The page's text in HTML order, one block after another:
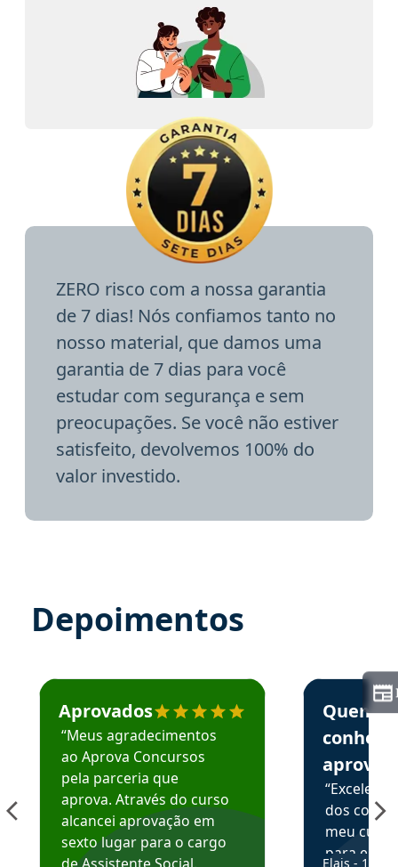
ZERO risco com a nossa garantia
de 7 dias! Nós confiamos tanto no
nosso material, que damos uma
garantia de 7 dias para você
estudar com segurança e sem
preocupações. Se você não estiver
satisfeito, devolvemos 100% do
valor investido.
Depoimentos
Estudante José recomenda o Aprova Concursos em
Aprovados
“Meus agradecimentos
ao Aprova Concursos
pela parceria que
aprova. Através do curso
alcancei aprovação em
sexto lugar para o cargo
Estudante
Quem
aprova
dos
meu
para
Elais - 15/